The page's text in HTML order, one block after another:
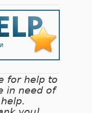
for help to
in need of
help.